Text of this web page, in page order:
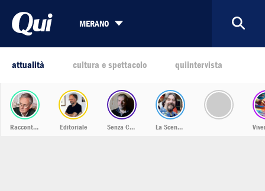
MERANO
attualità cultura e spettacolo quiintervista
Racconti dalla Bassa Editoriale Senza Confini La Scena Musicale